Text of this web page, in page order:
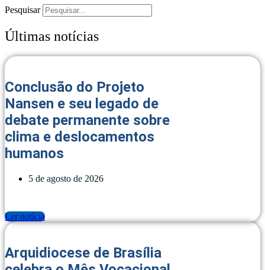
Pesquisar
Últimas notícias
Conclusão do Projeto
Nansen e seu legado de
debate permanente sobre
clima e deslocamentos
humanos
5 de agosto de 2026
Ler notícia
Arquidiocese de Brasília